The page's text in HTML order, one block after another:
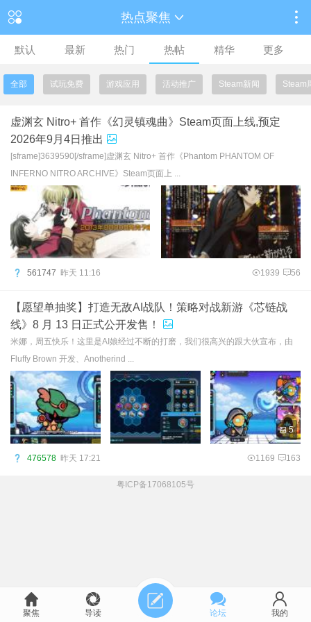
热点聚焦
默认 最新 热门 热帖 精华 更多
全部 试玩免费 游戏应用 活动推广 Steam新闻 Steam
虚渊玄 Nitro+ 首作《幻灵镇魂曲》Steam页面上线,预定
2026年9月4日推出
[sframe]3639590[/sframe]虚渊玄 Nitro+ 首作《Phantom PHANTOM OF
INFERNO NITRO ARCHIVE》Steam页面上 ...
561747 昨天 11:16 1939 56
【愿望单抽奖】打造无敌AI战队！策略对战新游《芯链战
线》8 月 13 日正式公开发售！
米娜，周五快乐！这里是AI娘经过不断的打磨，我们很高兴的跟大伙宣布，由
Fluffy Brown 开发、Anotherind ...
5
476578 昨天 17:21 1169 163
粤ICP备17068105号
聚焦 导读 论坛 我的